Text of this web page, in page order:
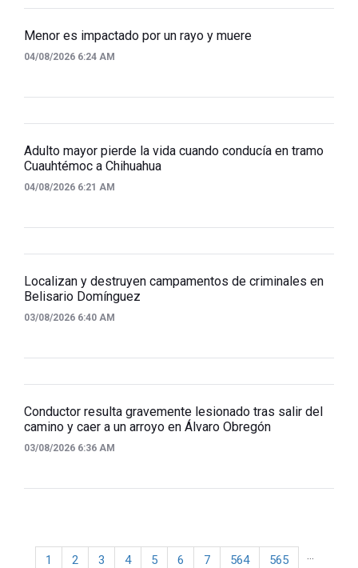
Menor es impactado por un rayo y muere
04/08/2026 6:24 AM
Adulto mayor pierde la vida cuando conducía en tramo
Cuauhtémoc a Chihuahua
04/08/2026 6:21 AM
Localizan y destruyen campamentos de criminales en
Belisario Domínguez
03/08/2026 6:40 AM
Conductor resulta gravemente lesionado tras salir del
camino y caer a un arroyo en Álvaro Obregón
03/08/2026 6:36 AM
1 2 3 4 5 6 7 ...
564
565